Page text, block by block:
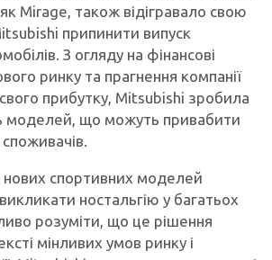
Mirage, також відігравало свою
припинити випуск
З огляду на фінансові
ринку та прагнення компанії
прибутку, Mitsubishi зробила
моделей, що можуть привабити
споживачів.
нових спортивних моделей
ностальгію у багатьох
розуміти, що це рішення
мінливих умов ринку і